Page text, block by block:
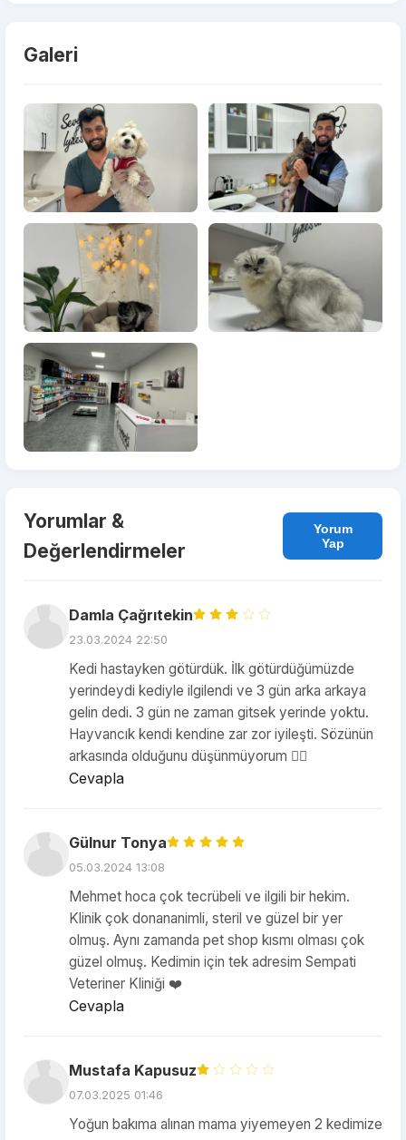
Galeri
Yorumlar &
Değerlendirmeler
Yorum
Yap
Damla Çağrıtekin
23.03.2024 22:50
Kedi hastayken götürdük. İlk götürdüğümüzde
yerindeydi kediyle ilgilendi ve 3 gün arka arkaya
gelin dedi. 3 gün ne zaman gitsek yerinde yoktu.
Hayvancık kendi kendine zar zor iyileşti. Sözünün
arkasında olduğunu düşünmüyorum 👎🏻
Cevapla
Gülnur Tonya
05.03.2024 13:08
Mehmet hoca çok tecrübeli ve ilgili bir hekim.
Klinik çok donananimli, steril ve güzel bir yer
olmuş. Aynı zamanda pet shop kısmı olması çok
güzel olmuş. Kedimin için tek adresim Sempati
Veteriner Kliniği ❤️
Cevapla
Mustafa Kapusuz
07.03.2025 01:46
Yoğun bakıma alınan mama yiyemeyen 2 kedimize